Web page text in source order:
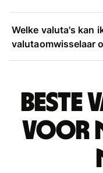
Welke valuta's kan
valutaomwisselaar
Beste
voor